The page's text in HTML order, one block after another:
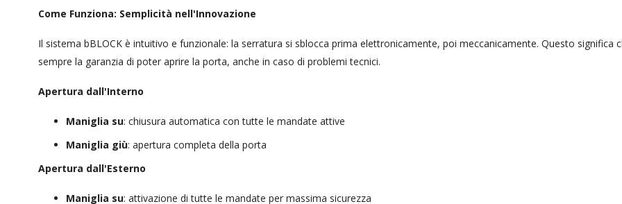
Come Funziona: Semplicità nell'Innovazione
Il sistema bBLOCK è intuitivo e funzionale: la serratura si sblocca prima elettronicamente, poi meccanicamente. Questo significa
sempre la garanzia di poter aprire la porta, anche in caso di problemi tecnici.
Apertura dall'Interno
Maniglia su: chiusura automatica con tutte le mandate attive
Maniglia giù: apertura completa della porta
Apertura dall'Esterno
Maniglia su: attivazione di tutte le mandate per massima sicurezza